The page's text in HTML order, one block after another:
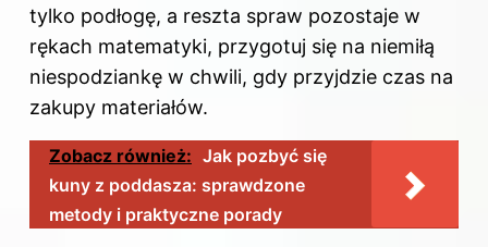
tylko podłogę, a reszta spraw pozostaje w
rękach matematyki, przygotuj się na niemiłą
niespodziankę w chwili, gdy przyjdzie czas na
zakupy materiałów.
Zobacz również: Jak pozbyć się
kuny z poddasza: sprawdzone
metody i praktyczne porady